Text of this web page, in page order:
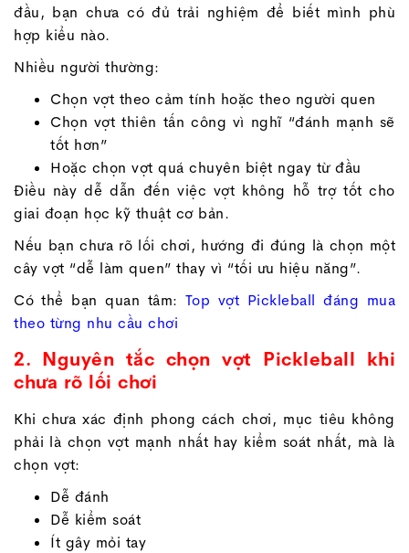
đầu, bạn chưa có đủ trải nghiệm để biết mình phù
hợp kiểu nào.
Nhiều người thường:
Chọn vợt theo cảm tính hoặc theo người quen
Chọn vợt thiên tấn công vì nghĩ “đánh mạnh sẽ
tốt hơn”
Hoặc chọn vợt quá chuyên biệt ngay từ đầu
Điều này dễ dẫn đến việc vợt không hỗ trợ tốt cho
giai đoạn học kỹ thuật cơ bản.
Nếu bạn chưa rõ lối chơi, hướng đi đúng là chọn một
cây vợt “dễ làm quen” thay vì “tối ưu hiệu năng”.
Có thể bạn quan tâm: Top vợt Pickleball đáng mua
theo từng nhu cầu chơi
2. Nguyên tắc chọn vợt Pickleball khi
chưa rõ lối chơi
Khi chưa xác định phong cách chơi, mục tiêu không
phải là chọn vợt mạnh nhất hay kiểm soát nhất, mà là
chọn vợt:
Dễ đánh
Dễ kiểm soát
Ít gây mỏi tay